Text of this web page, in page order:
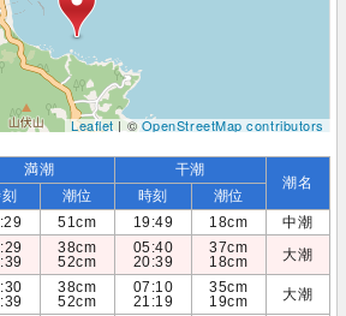
Leaflet| ©OpenStreetMap contributors
満潮 干潮
潮名
潮位 時刻
潮位
51cm 19:49 18cm
中潮
38cm
52cm
05:40
20:39
37cm
18cm
大潮
38cm
52cm
07:10
21:19
35cm
19cm
大潮